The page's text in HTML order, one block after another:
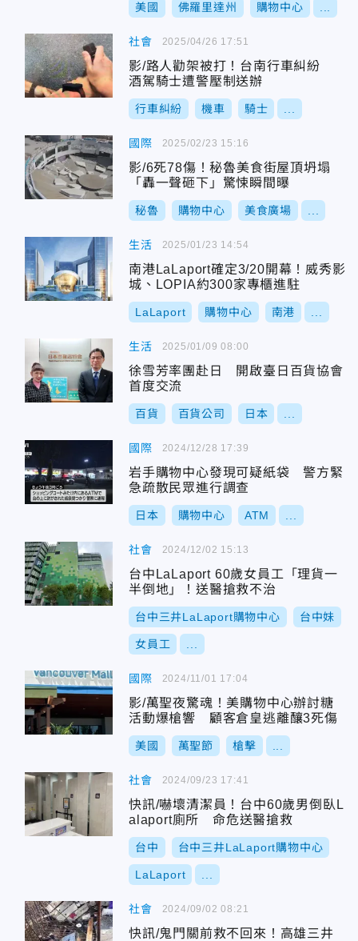
美國 佛羅里達州 購物中心
社會
影/路人勸架被打！台南行車糾紛
酒駕騎士遭警壓制送辦
行車糾紛 機車 騎士
2025/04/26 17:51
國際
影/6死78傷！秘魯美食街屋頂坍塌
「轟一聲砸下」驚悚瞬間曝
秘魯 購物中心 美食廣場
2025/02/23 15:16
生活
南港LaLaport確定3/20開幕！威秀影
城、LOPIA約300家專櫃進駐
LaLaport 購物中心 南港
2025/01/23 14:54
生活
徐雪芳率團赴日 開啟臺日百貨協會
首度交流
百貨 百貨公司 日本
2025/01/09 08:00
國際
岩手購物中心發現可疑紙袋 警方緊
急疏散民眾進行調查
日本 購物中心 ATM
2024/12/28 17:39
社會
台中LaLaport 60歲女員工「理貨一
半倒地」！送醫搶救不治
台中三井LaLaport購物中心 台中妹
女員工
2024/12/02 15:13
國際
影/萬聖夜驚魂！美購物中心辦討糖
活動爆槍響 顧客倉皇逃離釀3死傷
美國 萬聖節 槍擊
2024/11/01 17:04
社會
快訊/嚇壞清潔員！台中60歲男倒臥L
alaport廁所 命危送醫搶救
台中 台中三井LaLaport購物中心
LaLaport
2024/09/23 17:41
社會
快訊/鬼門關前救不回來！高雄三井
2024/09/02 08:21